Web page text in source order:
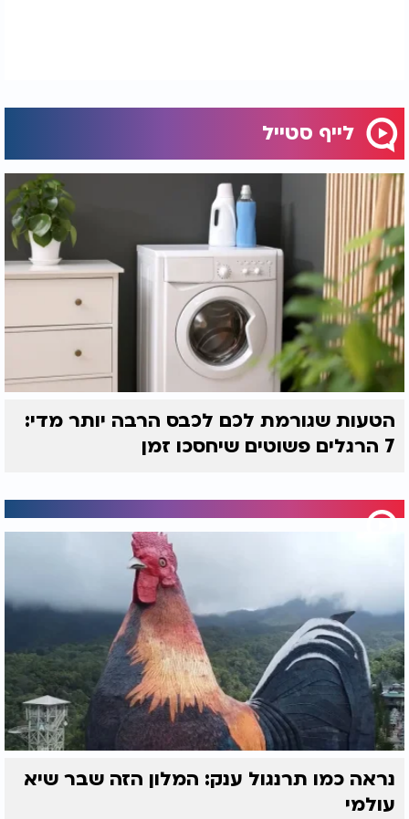
לייף סטייל
הטעות שגורמת לכם לכבס הרבה יותר מדי:
7 הרגלים פשוטים שיחסכו זמן
נראה כמו תרנגול ענק: המלון הזה שבר שיא
עולמי